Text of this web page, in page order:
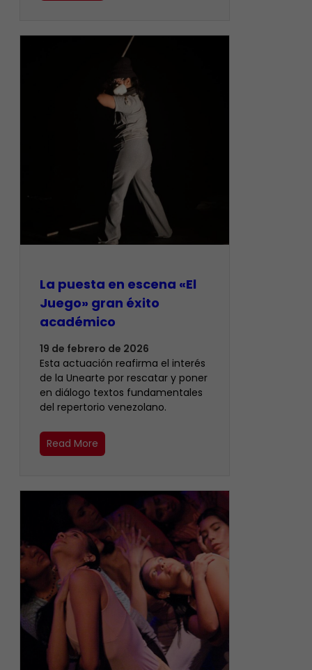
La puesta en escena «El
Juego» gran éxito
académico
19 de febrero de 2026
Esta actuación reafirma el interés
de la Unearte por rescatar y poner
en diálogo textos fundamentales
del repertorio venezolano.
Read More